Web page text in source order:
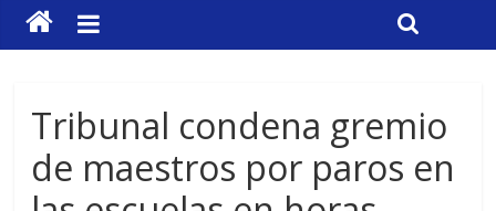
Tribunal condena gremio
de maestros por paros en